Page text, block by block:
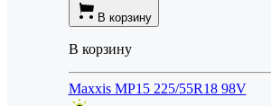
В корзину
В корзину
Maxxis MP15 225/55R18 98V